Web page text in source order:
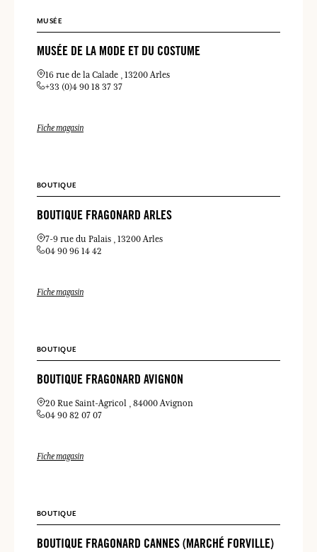
MUSÉE
MUSÉE DE LA MODE ET DU COSTUME
16 rue de la Calade
13200 Arles
+33 (0)4 90 18 37 37
Fiche magasin
BOUTIQUE
BOUTIQUE FRAGONARD ARLES
7-9 rue du Palais
13200 Arles
04 90 96 14 42
Fiche magasin
BOUTIQUE
BOUTIQUE FRAGONARD AVIGNON
20 Rue Saint-Agricol
84000 Avignon
04 90 82 07 07
Fiche magasin
BOUTIQUE
BOUTIQUE FRAGONARD CANNES (MARCHÉ FORVILLE)